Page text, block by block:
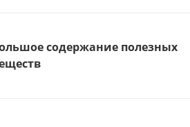
содержание полезных